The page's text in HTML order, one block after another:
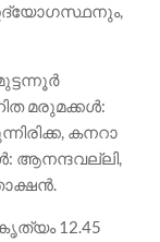
ഉദ്യോഗസ്ഥനും,
മരുമക്കൾ:
കനറാ
ആനന്ദവല്ലി,
12.45